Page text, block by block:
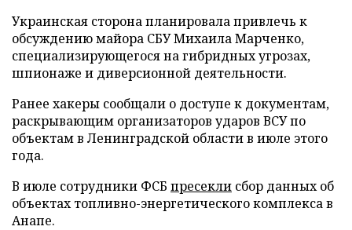
Украинская сторона планировала привлечь к
обсуждению майора СБУ Михаила Марченко,
специализирующегося на гибридных угрозах,
шпионаже и диверсионной деятельности.
Ранее хакеры сообщали о доступе к документам,
раскрывающим организаторов ударов ВСУ по
объектам в Ленинградской области в июле этого
года.
В июле сотрудники ФСБ пресекли сбор данных об
объектах топливно-энергетического комплекса в
Анапе.